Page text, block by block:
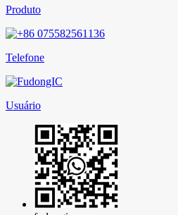
Produto
Telefone
Usuário